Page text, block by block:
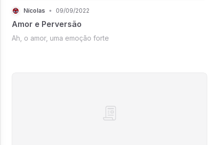
Nícolas • 09/09/2022
Amor e Perversão
Ah, o amor, uma emoção forte